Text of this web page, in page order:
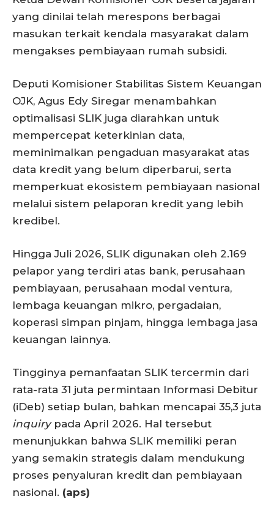
yang dinilai telah merespons berbagai
masukan terkait kendala masyarakat dalam
mengakses pembiayaan rumah subsidi.
Deputi Komisioner Stabilitas Sistem Keuangan
OJK, Agus Edy Siregar menambahkan
optimalisasi SLIK juga diarahkan untuk
mempercepat keterkinian data,
meminimalkan pengaduan masyarakat atas
data kredit yang belum diperbarui, serta
memperkuat ekosistem pembiayaan nasional
melalui sistem pelaporan kredit yang lebih
kredibel.
Hingga Juli 2026, SLIK digunakan oleh 2.169
pelapor yang terdiri atas bank, perusahaan
pembiayaan, perusahaan modal ventura,
lembaga keuangan mikro, pergadaian,
koperasi simpan pinjam, hingga lembaga jasa
keuangan lainnya.
Tingginya pemanfaatan SLIK tercermin dari
rata-rata 31 juta permintaan Informasi Debitur
(iDeb) setiap bulan, bahkan mencapai 35,3 juta
inquiry pada April 2026. Hal tersebut
menunjukkan bahwa SLIK memiliki peran
yang semakin strategis dalam mendukung
proses penyaluran kredit dan pembiayaan
nasional. (aps)